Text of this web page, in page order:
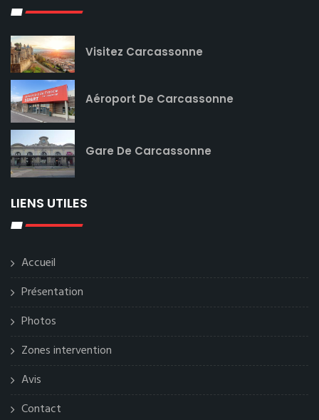
Visitez Carcassonne
Aéroport De Carcassonne
Gare De Carcassonne
LIENS UTILES
Accueil
Présentation
Photos
Zones intervention
Avis
Contact